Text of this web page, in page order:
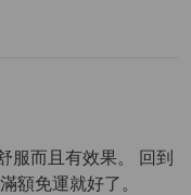
服而且有效果。 回到
額免運就好了。